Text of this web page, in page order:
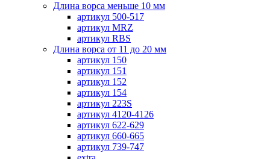
Длина ворса меньше 10 мм
артикул 500-517
артикул MRZ
артикул RBS
Длина ворса от 11 до 20 мм
артикул 150
артикул 151
артикул 152
артикул 154
артикул 223S
артикул 4120-4126
артикул 622-629
артикул 660-665
артикул 739-747